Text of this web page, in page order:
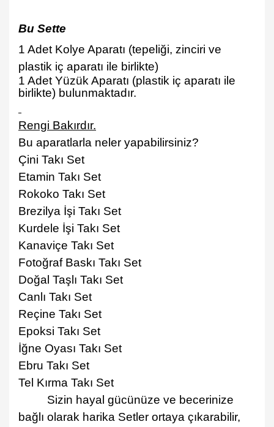
Bu Sette
1 Adet Kolye Aparatı (tepeliği, zinciri ve
plastik iç aparatı ile birlikte)
1 Adet Yüzük Aparatı (plastik iç aparatı ile
birlikte) bulunmaktadır.
Rengi Bakırdır.
Bu aparatlarla neler yapabilirsiniz?
Çini Takı Set
Etamin Takı Set
Rokoko Takı Set
Brezilya İşi Takı Set
Kurdele İşi Takı Set
Kanaviçe Takı Set
Fotoğraf Baskı Takı Set
Doğal Taşl ı Takı Set
Canlı Takı Set
Reçine Takı Set
Epoksi Takı Set
İğne Oyası Takı Set
Ebru Takı Set
Tel Kırma Takı Set
Sizin hayal gücünüze ve becerinize
bağ ı olarak harika Setler ortaya çıkarabilir,